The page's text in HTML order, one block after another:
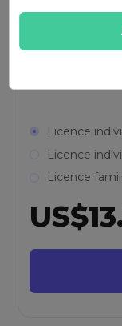
téléphones,
Licence
Licence
Licence